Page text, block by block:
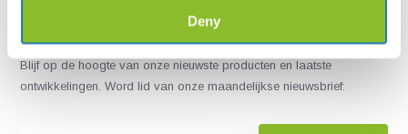
Deny
Blijf op de hoogte van onze nieuwste producten en laatste
ontwikkelingen. Word lid van onze maandelijkse nieuwsbrief: